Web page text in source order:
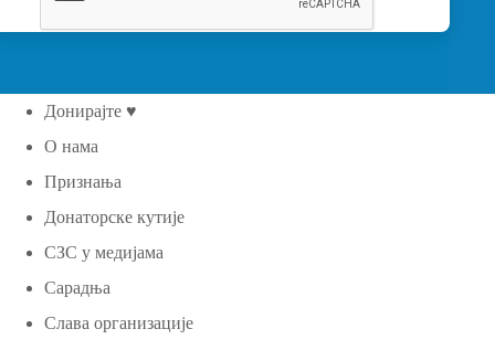
Донирајте ♥
О нама
Признања
Донаторске кутије
СЗС у медијама
Сарадња
Слава организације